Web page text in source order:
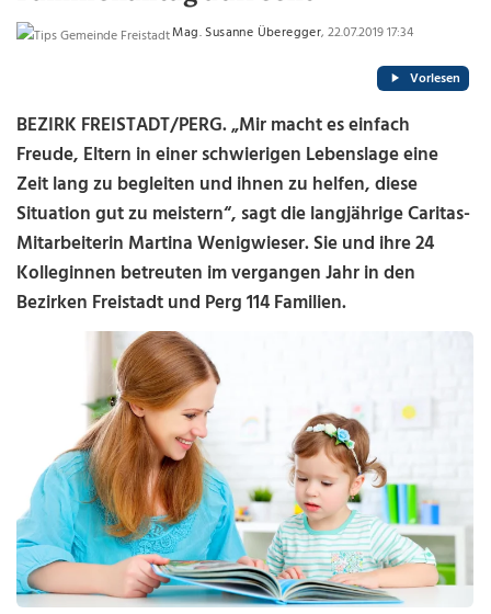
Mag. Susanne Überegger, 22.07.2019 17:34
Vorlesen
BEZIRK FREISTADT/PERG. „Mir macht es einfach
Freude, Eltern in einer schwierigen Lebenslage eine
Zeit lang zu begleiten und ihnen zu helfen, diese
Situation gut zu meistern“, sagt die langjährige Caritas-
Mitarbeiterin Martina Wenigwieser. Sie und ihre 24
Kolleginnen betreuten im vergangen Jahr in den
Bezirken Freistadt und Perg 114 Familien.